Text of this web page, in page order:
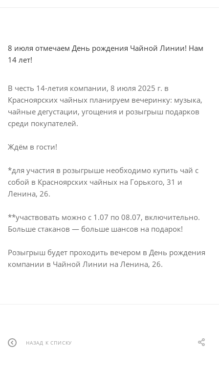
8 июля отмечаем День рождения Чайной Линии! Нам
14 лет!
В честь 14-летия компании, 8 июля 2025 г. в
Красноярских чайных планируем вечеринку: музыка,
чайные дегустации, угощения и розыгрыш подарков
среди покупателей.
Ждём в гости!
*для участия в розыгрыше необходимо купить чай с
собой в Красноярских чайных на Горького, 31 и
Ленина, 26.
**участвовать можно с 1.07 по 08.07, включительно.
Больше стаканов — больше шансов на подарок!
Розыгрыш будет проходить вечером в День рождения
компании в Чайной Линии на Ленина, 26.
НАЗАД К СПИСКУ